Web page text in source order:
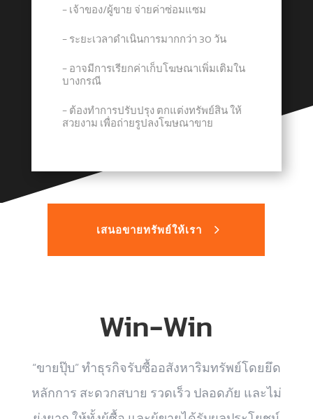
− เจ้าของ/ผู้ขาย จ่ายค่าซ่อมแซม
− ระยะเวลาดำเนินการมากกว่า 30 วัน
− อาจมีการเรียกค่าเก็บโฆษณาเพิ่มเติมใน
บางกรณี
− ต้องทำการปรับปรุง ตกแต่งทรัพย์สิน ให้
สวยงาม เพื่อถ่ายรูปลงโฆษณาขาย
เสนอขายทรัพย์ให้เรา
Win-Win
“ขายปุ๊บ” ทำธุรกิจรับซื้ออสังหาริมทรัพย์โดยยึด
หลักการ สะดวกสบาย รวดเร็ว ปลอดภัย และไม่